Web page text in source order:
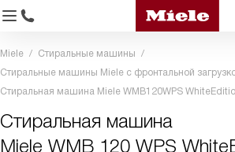
Miele
Стиральные машины
Стиральные машины Miele с фронтальной
Стиральная машина Miele WMB120WPS
Стиральная машина
Miele WMB 120 WPS